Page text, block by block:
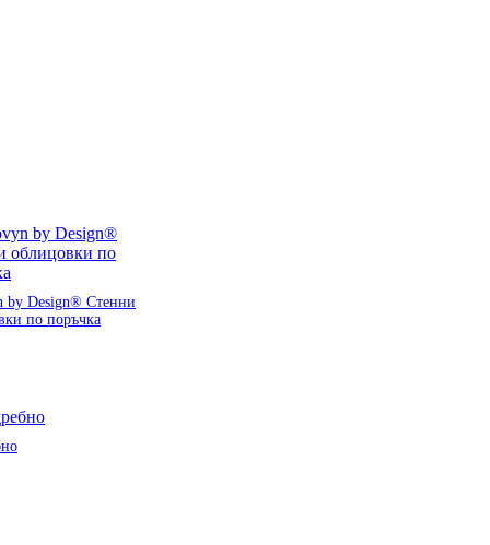
by Design® Стенни
по поръчка